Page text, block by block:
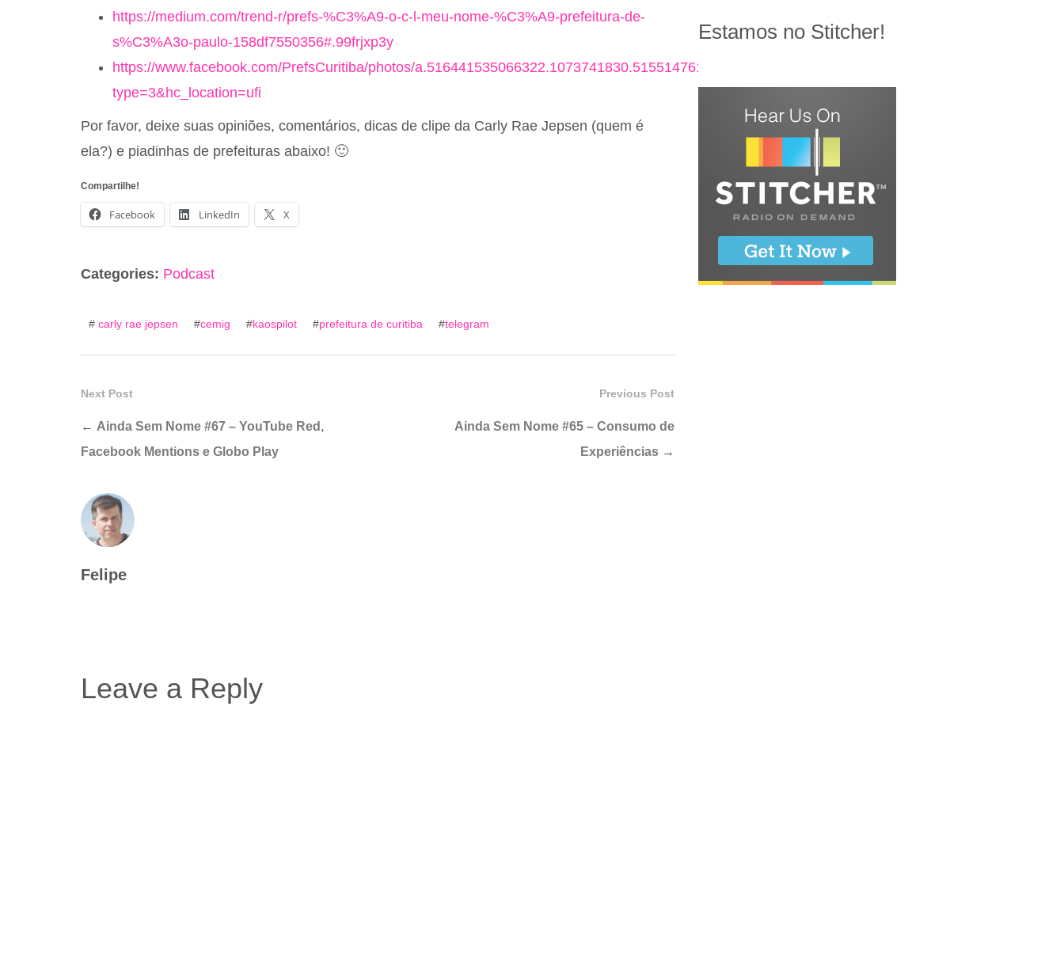
https://medium.com/trend-r/prefs-%C3%A9-o-c-l-meu-nome-%C3%A9-prefeitura-de-
s%C3%A3o-paulo-158df7550356#.99frjxp3y
https://www.facebook.com/PrefsCuritiba/photos/a.516441535066322.1073741830.515514761825666/970356686341469/?
type=3&hc_location=ufi
Por favor, deixe suas opiniões, comentários, dicas de clipe da Carly Rae Jepsen (quem é
ela?) e piadinhas de prefeituras abaixo! 🙂
Compartilhe!
Facebook LinkedIn X
Categories: Podcast
# carly rae jepsen #cemig #kaospilot #prefeitura de curitiba #telegram
Previous Post
Ainda Sem Nome #65 – Consumo de
Experiências →
Next Post
← Ainda Sem Nome #67 – YouTube Red,
Facebook Mentions e Globo Play
Felipe
Leave a Reply
Estamos no Stitcher!